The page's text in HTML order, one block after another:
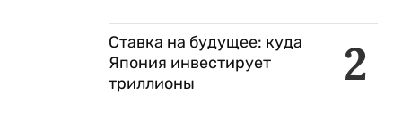
2
Ставка на будущее: куда
Япония инвестирует
триллионы